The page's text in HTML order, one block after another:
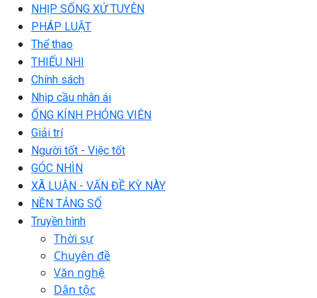
NHỊP SỐNG XỨ TUYÊN
PHÁP LUẬT
Thể thao
THIẾU NHI
Chính sách
Nhịp cầu nhân ái
ỐNG KÍNH PHÓNG VIÊN
Giải trí
Người tốt - Việc tốt
GÓC NHÌN
XÃ LUẬN - VẤN ĐỀ KỲ NÀY
NỀN TẢNG SỐ
Truyền hình
Thời sự
Chuyên đề
Văn nghệ
Dân tộc